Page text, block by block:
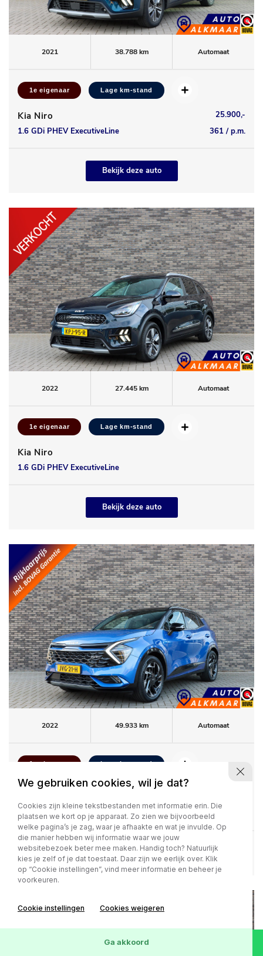
2021 38.788 km Automaat
1e eigenaar Lage km-stand
Kia Niro
25.900,-
1.6 GDi PHEV ExecutiveLine
361 / p.m.
Bekijk deze auto
2022 27.445 km Automaat
1e eigenaar Lage km-stand
Kia Niro
1.6 GDi PHEV ExecutiveLine
Bekijk deze auto
2022 49.933 km Automaat
1e eigenaar Lage km-stand
Kia Sportage
1.6 T-GDi Plug-in Hybrid AWD GT-
PlusLine
486 / p.m.
Bekijk deze auto
We gebruiken cookies, wil je dat?
Cookies zijn kleine tekstbestanden met informatie erin. Die
plaatsen we kort op je apparaat. Zo zien we bijvoorbeeld
welke pagina’s je zag, waar je afhaakte en wat je invulde. Op
die manier hebben wij informatie waar we jouw
websitebezoek beter mee maken. Handig toch? Natuurlijk
kies je zelf of je dat toestaat. Daar zijn we eerlijk over. Klik
op “Cookie instellingen”, vind meer informatie en beheer je
voorkeuren.
Cookie instellingen Cookies weigeren
Ga akkoord